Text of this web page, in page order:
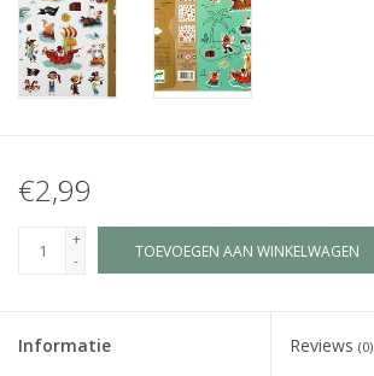
Brievenbus Kadootjes
Kadobonnen
€2,99
+
-
TOEVOEGEN AAN WINKELWAGEN
Informatie Reviews (0)